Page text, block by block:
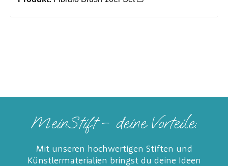
MeinStift – deine Vorteile:
Mit unseren hochwertigen Stiften und
Künstlermaterialien bringst du deine Ideen